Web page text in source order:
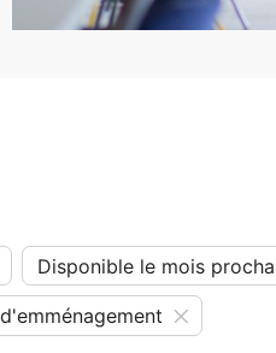
Disponible le mois